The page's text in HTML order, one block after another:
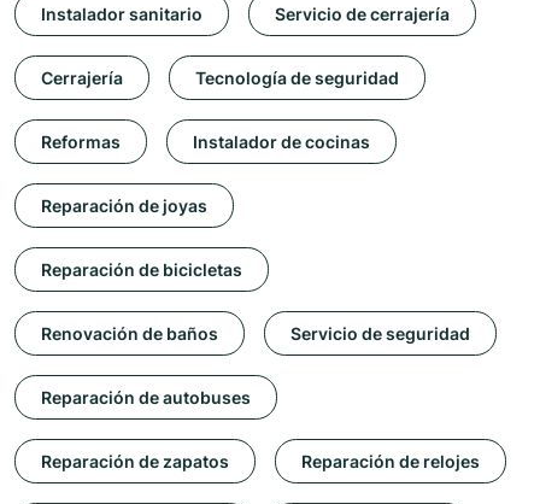
Instalador sanitario Servicio de cerrajería
Cerrajería Tecnología de seguridad
Reformas Instalador de cocinas
Reparación de joyas
Reparación de bicicletas
Renovación de baños Servicio de seguridad
Reparación de autobuses
Reparación de zapatos Reparación de relojes